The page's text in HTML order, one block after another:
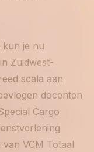
kun je nu
Zuidwest-
scala aan
docenten
Cargo
VCM Totaal